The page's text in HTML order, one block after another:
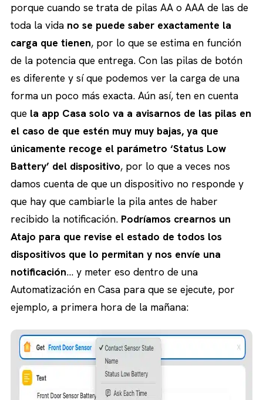
porque cuando se trata de pilas AA o AAA de las de
toda la vida no se puede saber exactamente la
carga que tienen, por lo que se estima en función
de la potencia que entrega. Con las pilas de botón
es diferente y sí que podemos ver la carga de una
forma un poco más exacta. Aún así, ten en cuenta
que la app Casa solo va a avisarnos de las pilas en
el caso de que estén muy muy bajas, ya que
únicamente recoge el parámetro ‘Status Low
Battery’ del dispositivo, por lo que a veces nos
damos cuenta de que un dispositivo no responde y
que hay que cambiarle la pila antes de haber
recibido la notificación. Podríamos crearnos un
Atajo para que revise el estado de todos los
dispositivos que lo permitan y nos envíe una
notificación… y meter eso dentro de una
Automatización en Casa para que se ejecute, por
ejemplo, a primera hora de la mañana: